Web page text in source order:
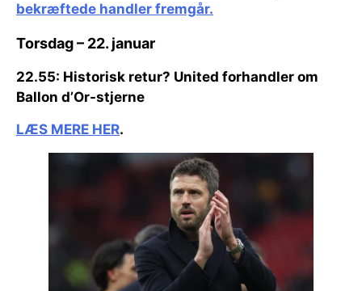
bekræftede handler fremgår.
Torsdag – 22. januar
22.55: Historisk retur? United forhandler om
Ballon d’Or-stjerne
LÆS MERE HER.